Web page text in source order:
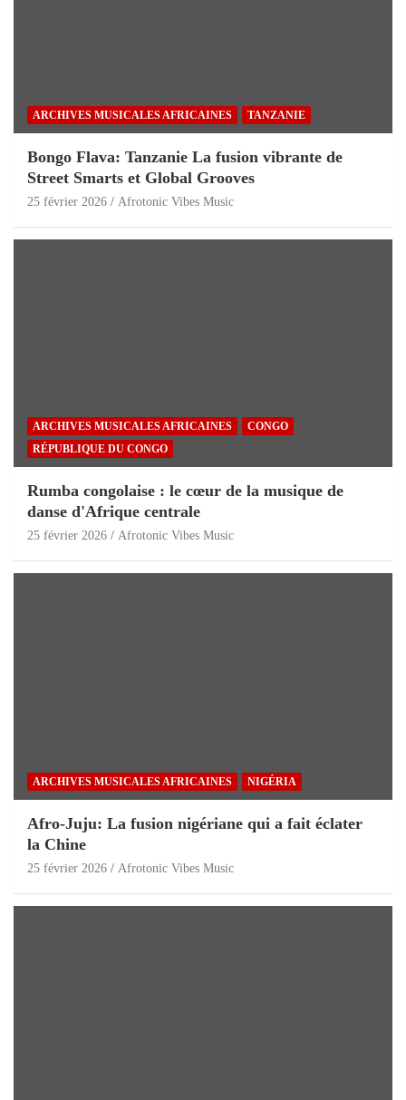
ARCHIVES MUSICALES AFRICAINES TANZANIE
Bongo Flava: Tanzanie La fusion vibrante de
Street Smarts et Global Grooves
25 février 2026 Afrotonic Vibes Music
ARCHIVES MUSICALES AFRICAINES
CONGO
RÉPUBLIQUE DU CONGO
Rumba congolaise : le cœur de la musique de
danse d'Afrique centrale
25 février 2026 Afrotonic Vibes Music
ARCHIVES MUSICALES AFRICAINES NIGÉRIA
Afro-Juju: La fusion nigériane qui a fait éclater
la Chine
25 février 2026 Afrotonic Vibes Music